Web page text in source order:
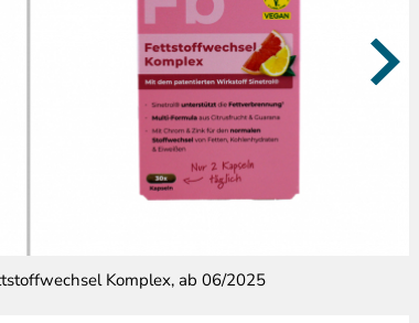
Komplex, ab 06/2025